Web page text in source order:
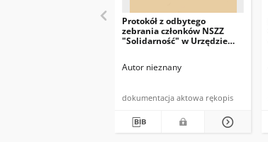
Protokół z odbytego
zebrania członków NSZZ
"Solidarność" w Urzędzie
Autor nieznany
dokumentacja aktowa rękopis